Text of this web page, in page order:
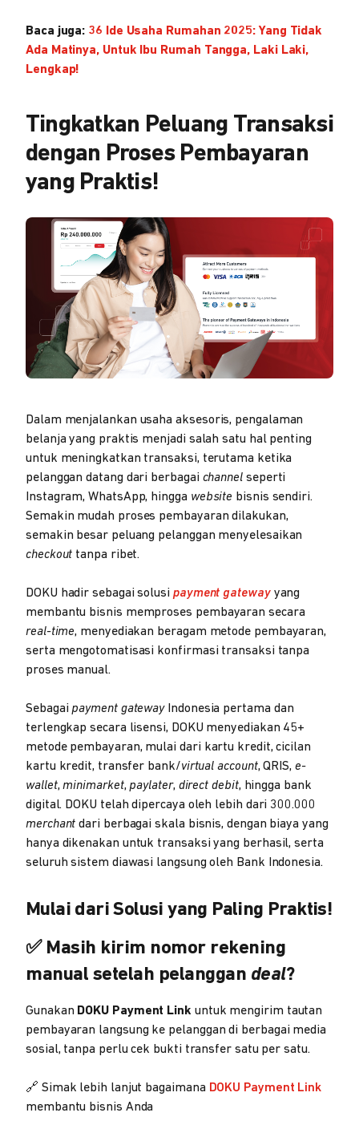
Baca juga: 36 Ide Usaha Rumahan 2025: Yang Tidak
Ada Matinya, Untuk Ibu Rumah Tangga, Laki Laki,
Lengkap!
Tingkatkan Peluang Transaksi
dengan Proses Pembayaran
yang Praktis!
Dalam menjalankan usaha aksesoris, pengalaman
belanja yang praktis menjadi salah satu hal penting
untuk meningkatkan transaksi, terutama ketika
pelanggan datang dari berbagai channelseperti
Instagram, WhatsApp, hingga website bisnis sendiri.
Semakin mudah proses pembayaran dilakukan,
semakin besar peluang pelanggan menyelesaikan
checkout tanpa ribet.
DOKU hadir sebagai solusi payment gateway yang
membantu bisnis memproses pembayaran secara
real-time, menyediakan beragam metode pembayaran,
serta mengotomatisasi konfirmasi transaksi tanpa
proses manual.
Sebagai payment gateway Indonesia pertama dan
terlengkap secara lisensi, DOKU menyediakan 45+
metode pembayaran, mulai dari kartu kredit, cicilan
kartu kredit, transfer bank/virtual account, QRIS, e-
wallet,minimarket, paylater, direct debit, hingga bank
digital. DOKU telah dipercaya oleh lebih dari 300.000
merchant dari berbagai skala bisnis, dengan biaya yang
hanya dikenakan untuk transaksi yang berhasil, serta
seluruh sistem diawasi langsung oleh Bank Indonesia.
Mulai dari Solusi yang Paling Praktis!
✅ Masih kirim nomor rekening
manual setelah pelanggan deal?
Gunakan DOKU Payment Link untuk mengirim tautan
pembayaran langsung ke pelanggan di berbagai media
sosial, tanpa perlu cek bukti transfer satu per satu.
🔗 Simak lebih lanjut bagaimana DOKU Payment Link
membantu bisnis Anda